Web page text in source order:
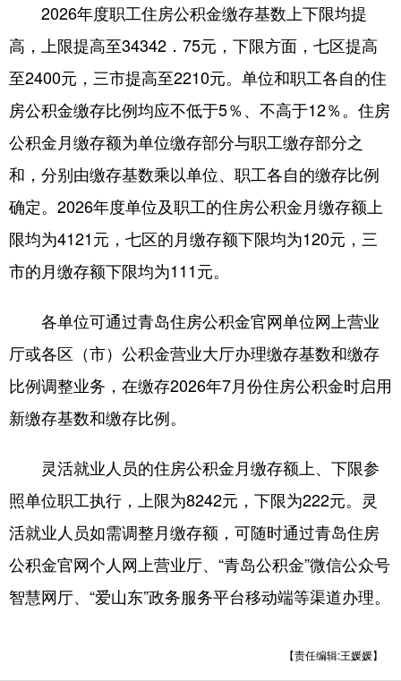
地方频道
政事 文旅 社会民生 山东产经
文娱 融媒秀 地市 科教
健康 微视齐鲁
多语种频道
English Español Français عربى
Русский язык 日本語 한국어
Deutsch Português
2026年度职工住房公积金缴存基数上下限均提
高，上限提高至34342．75元，下限方面，七区提高
至2400元，三市提高至2210元。单位和职工各自的住
房公积金缴存比例均应不低于5％、不高于12％。住房
公积金月缴存额为单位缴存部分与职工缴存部分之
和，分别由缴存基数乘以单位、职工各自的缴存比例
确定。2026年度单位及职工的住房公积金月缴存额上
限均为4121元，七区的月缴存额下限均为120元，三
市的月缴存额下限均为111元。
各单位可通过青岛住房公积金官网单位网上营业
厅或各区（市）公积金营业大厅办理缴存基数和缴存
比例调整业务，在缴存2026年7月份住房公积金时启用
新缴存基数和缴存比例。
灵活就业人员的住房公积金月缴存额上、下限参
照单位职工执行，上限为8242元，下限为222元。灵
活就业人员如需调整月缴存额，可随时通过青岛住房
公积金官网个人网上营业厅、“青岛公积金”微信公众号
智慧网厅、“爱山东”政务服务平台移动端等渠道办理。
【责任编辑:王媛媛】